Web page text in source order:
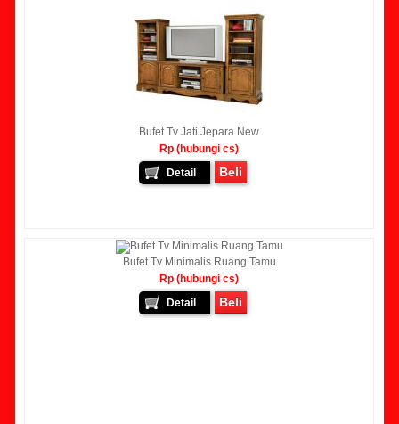
Bufet Tv Jati Jepara New
Rp (hubungi cs)
Detail
Beli
Bufet Tv Minimalis Ruang Tamu
Rp (hubungi cs)
Detail
Beli